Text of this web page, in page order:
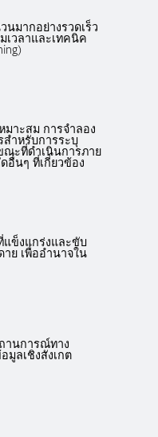
มากอย่างรวดเร็ว
วลาและเทคนิค
มาะสม การจำลอง
สำหรับการระบุ
ณะที่ดำเนินการภาย
อื่นๆ ที่เกี่ยวข้อง
แข็งแกร่งและขับ
าย เพื่ออำนาจใน
านการณ์ทาง
มูลเชิงสังเกต